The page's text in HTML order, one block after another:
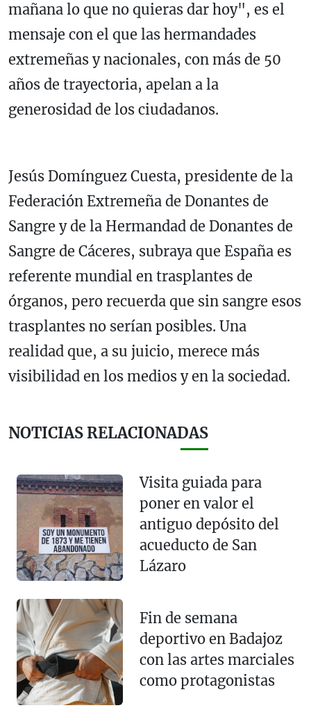
mañana lo que no quieras dar hoy", es el
mensaje con el que las hermandades
extremeñas y nacionales, con más de 50
años de trayectoria, apelan a la
generosidad de los ciudadanos.
Jesús Domínguez Cuesta, presidente de la
Federación Extremeña de Donantes de
Sangre y de la Hermandad de Donantes de
Sangre de Cáceres, subraya que España es
referente mundial en trasplantes de
órganos, pero recuerda que sin sangre esos
trasplantes no serían posibles. Una
realidad que, a su juicio, merece más
visibilidad en los medios y en la sociedad.
NOTICIAS RELACIONADAS
Visita guiada para
poner en valor el
antiguo depósito del
acueducto de San
Lázaro
Fin de semana
deportivo en Badajoz
con las artes marciales
como protagonistas